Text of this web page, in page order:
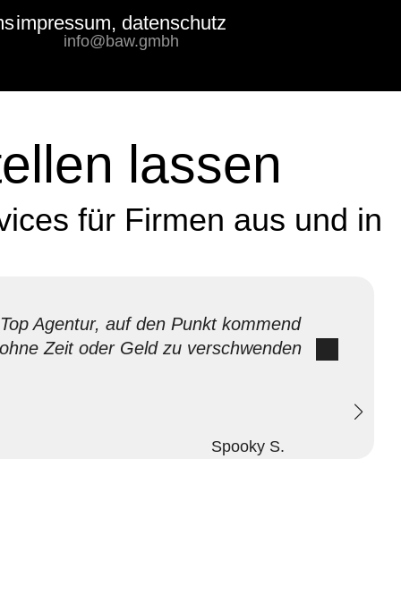
impressum, datenschutz
info@baw.gmbh
lassen
für Firmen aus und in
Top Agentur, auf den Punkt kommend
ohne Zeit oder Geld zu verschwenden
Spooky S.